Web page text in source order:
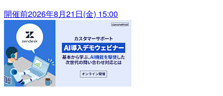
開催前2026年8月21日(金) 15:00